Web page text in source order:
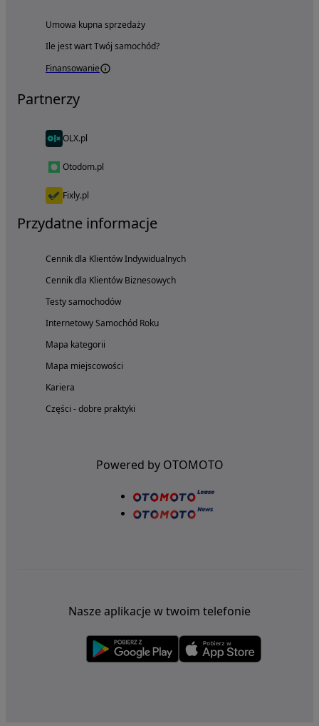
Umowa kupna sprzedaży
Ile jest wart Twój samochód?
Finansowanie
Partnerzy
OLX.pl
Otodom.pl
Fixly.pl
Przydatne informacje
Cennik dla Klientów Indywidualnych
Cennik dla Klientów Biznesowych
Testy samochodów
Internetowy Samochód Roku
Mapa kategorii
Mapa miejscowości
Kariera
Części - dobre praktyki
Powered by OTOMOTO
Nasze aplikacje w twoim telefonie